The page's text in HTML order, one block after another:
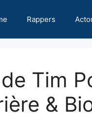
Rappers
Tim
&